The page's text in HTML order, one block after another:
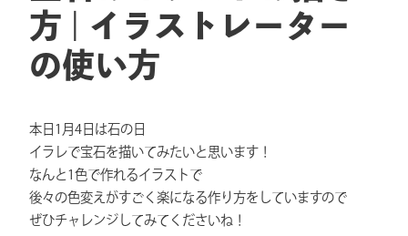
方 | イラストレーター
の使い方
本日1月4日は石の日
イラレで宝石を描いてみたいと思います！
なんと1色で作れるイラストで
後々の色変えがすごく楽になる作り方をしていますので
ぜひチャレンジしてみてくださいね！